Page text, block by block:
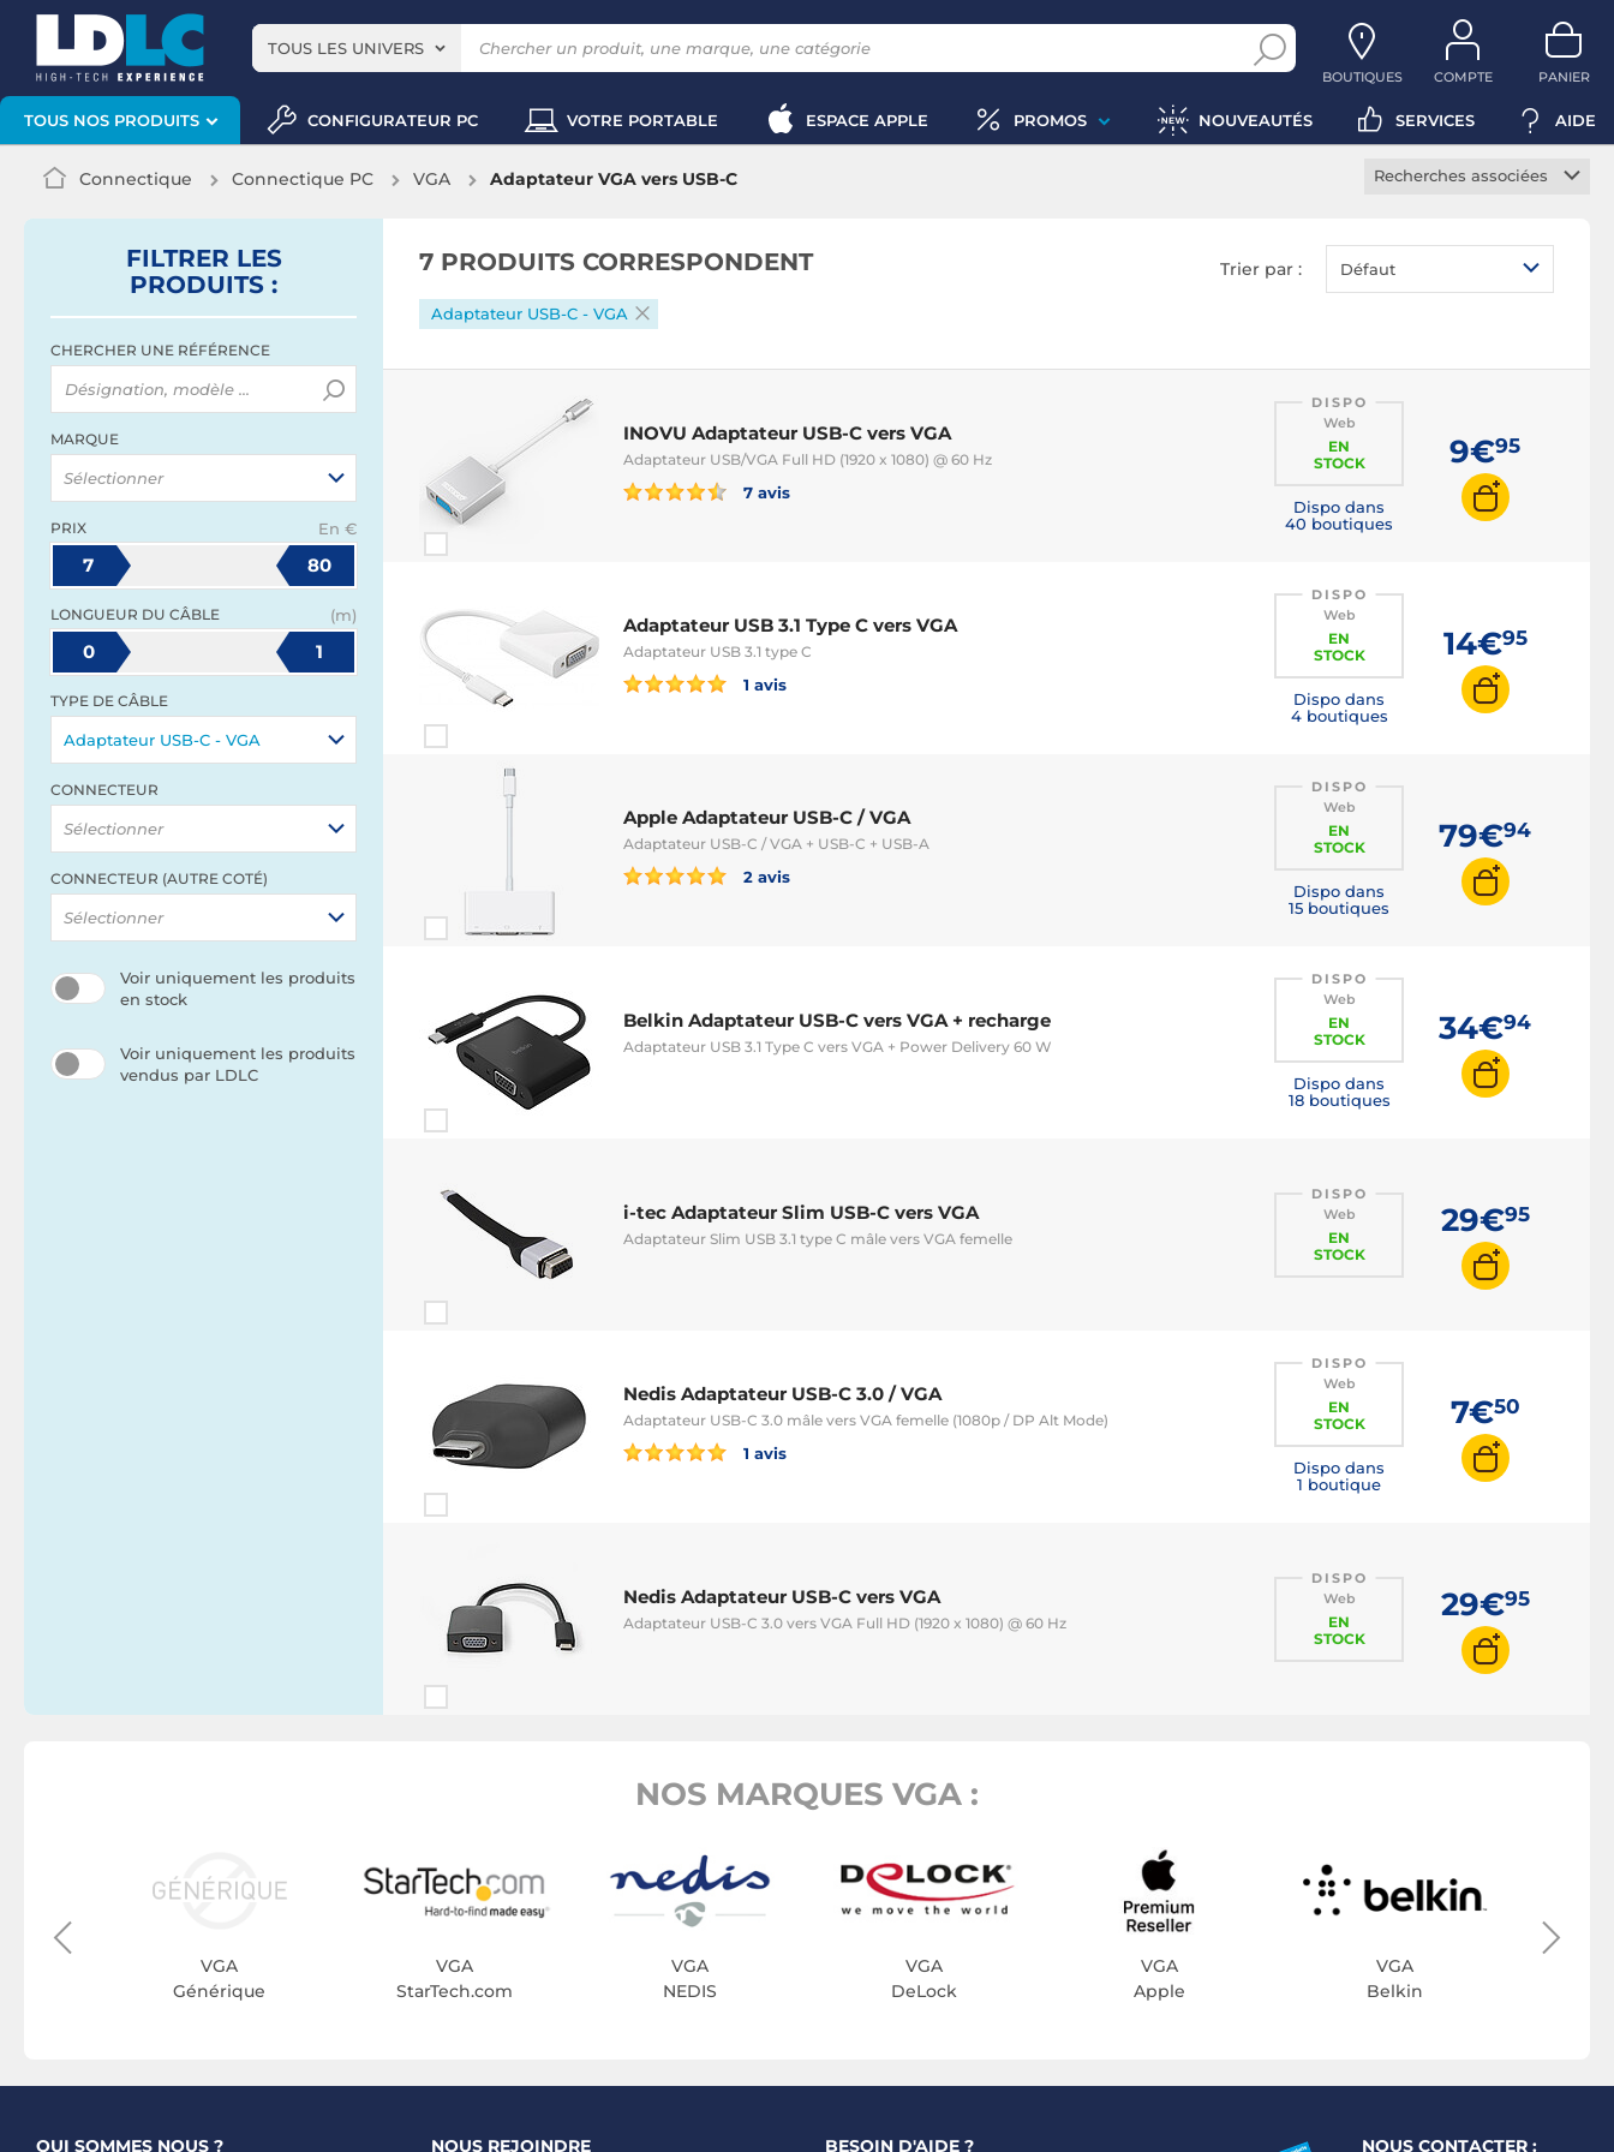
TOUS LES UNIVERS
BOUTIQUES COMPTE PANIER
TOUS NOS PRODUITS CONFIGURATEUR PC VOTRE PORTABLE ESPACE APPLE PROMOS NOUVEAUTÉS SERVICES AIDE
Connectique Connectique PC VGA Adaptateur VGA vers USB-C
Recherches associées
Coupleur VGA
Extendeur VGA
FILTRER LES
PRODUITS :
CHERCHER UNE RÉFÉRENCE
MARQUE
Sélectionner
PRIX En €
7 80
LONGUEUR DU CÂBLE (m)
0 1
TYPE DE CÂBLE
Adaptateur USB-C - VGA
CONNECTEUR
Sélectionner
CONNECTEUR (AUTRE COTÉ)
Sélectionner
Voir uniquement les produits
en stock
Voir uniquement les produits
vendus par LDLC
7 PRODUITS CORRESPONDENT Trier par : Défaut
Adaptateur USB-C - VGA
INOVU Adaptateur USB-C vers VGA
Adaptateur USB/VGA Full HD (1920 x 1080) @ 60 Hz
7 avis
DISPO
Web
EN
STOCK
Dispo dans
40 boutiques
9€95
Adaptateur USB 3.1 Type C vers VGA
Adaptateur USB 3.1 type C
1 avis
DISPO
Web
EN
STOCK
Dispo dans
4 boutiques
14€95
Apple Adaptateur USB-C / VGA
Adaptateur USB-C / VGA + USB-C + USB-A
2 avis
DISPO
Web
EN
STOCK
Dispo dans
15 boutiques
79€94
Belkin Adaptateur USB-C vers VGA + recharge
Adaptateur USB 3.1 Type C vers VGA + Power Delivery 60 W
DISPO
Web
EN
STOCK
Dispo dans
18 boutiques
34€94
i-tec Adaptateur Slim USB-C vers VGA
Adaptateur Slim USB 3.1 type C mâle vers VGA femelle
DISPO
Web
EN
STOCK
29€95
Nedis Adaptateur USB-C 3.0 / VGA
Adaptateur USB-C 3.0 mâle vers VGA femelle (1080p / DP Alt Mode)
1 avis
DISPO
Web
EN
STOCK
Dispo dans
1 boutique
7€50
Nedis Adaptateur USB-C vers VGA
Adaptateur USB-C 3.0 vers VGA Full HD (1920 x 1080) @ 60 Hz
DISPO
Web
EN
STOCK
29€95
NOS MARQUES VGA :
VGA
Générique
VGA
StarTech.com
VGA
NEDIS
VGA
DeLock
VGA
Apple
VGA
Belkin
QUI SOMMES NOUS ? NOUS REJOINDRE BESOIN D'AIDE ? NOUS CONTACTER :